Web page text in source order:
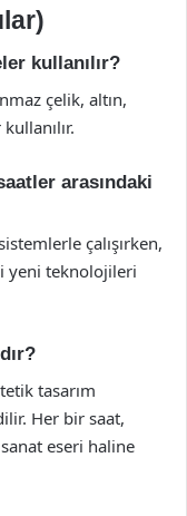
kullanılır?
çelik, altın,
arasındaki
çalışırken,
yeni teknolojileri
tasarım
Her bir saat,
eseri haline